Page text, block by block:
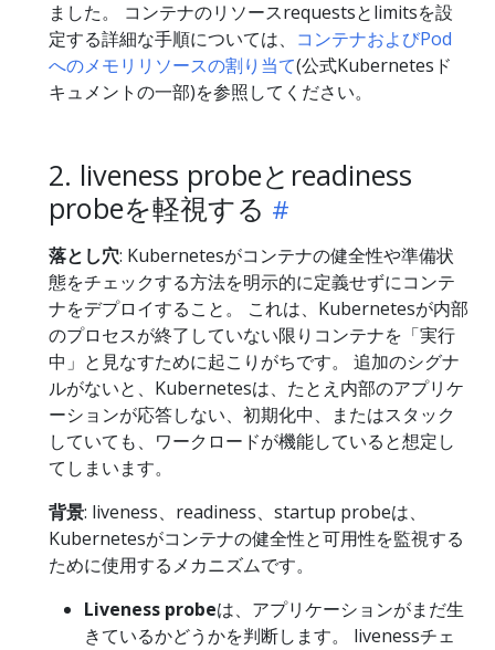
ました。 コンテナのリソースrequestsとlimitsを設
定する詳細な手順については、 コンテナおよびPod
へのメモリリソースの割り当て(公式Kubernetesド
キュメントの一部)を参照してください。
2. liveness probeとreadiness
probeを軽視する
落とし穴: Kubernetesがコンテナの健全性や準備状
態をチェックする方法を明示的に定義せずにコンテ
ナをデプロイすること。 これは、Kubernetesが内部
のプロセスが終了していない限りコンテナを「実行
中」と見なすために起こりがちです。 追加のシグナ
ルがないと、Kubernetesは、たとえ内部のアプリケ
ーションが応答しない、初期化中、またはスタック
していても、ワークロードが機能していると想定し
てしまいます。
背景: liveness、readiness、startup probeは、
Kubernetesがコンテナの健全性と可用性を監視する
ために使用するメカニズムです。
Liveness probeは、アプリケーションがまだ生
きているかどうかを判断します。 livenessチェ